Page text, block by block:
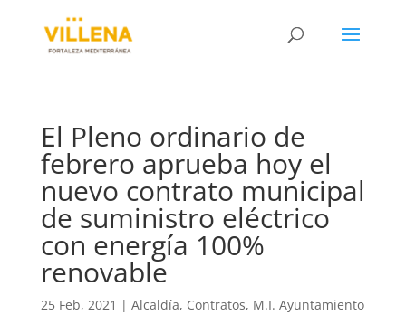
El Pleno ordinario de
febrero aprueba hoy el
nuevo contrato municipal
de suministro eléctrico
con energía 100%
renovable
25 Feb, 2021 | Alcaldía, Contratos, M.I. Ayuntamiento